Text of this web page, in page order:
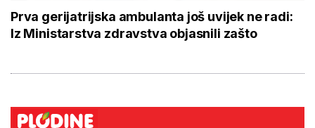
Prva gerijatrijska ambulanta još uvijek ne radi:
Iz Ministarstva zdravstva objasnili zašto